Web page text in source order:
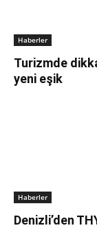
Haberler
Turizmde
yeni eşik
Haberler
Denizli’den